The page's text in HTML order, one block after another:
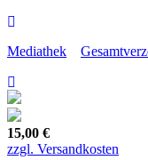
Mediathek
15,00 €
zzgl. Versandkosten